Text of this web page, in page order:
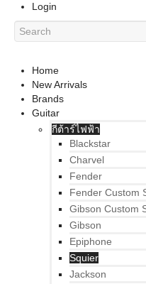
Login
Home
New Arrivals
Brands
Guitar
กีต้าร์ไฟฟ้า
Blackstar
Charvel
Fender
Fender Custom
Gibson Custom
Gibson
Epiphone
Squier
Jackson